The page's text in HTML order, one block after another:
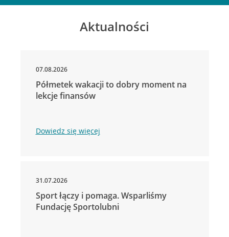
Aktualności
07.08.2026
Półmetek wakacji to dobry moment na
lekcje finansów
Dowiedz się więcej
31.07.2026
Sport łączy i pomaga. Wsparliśmy
Fundację Sportolubni